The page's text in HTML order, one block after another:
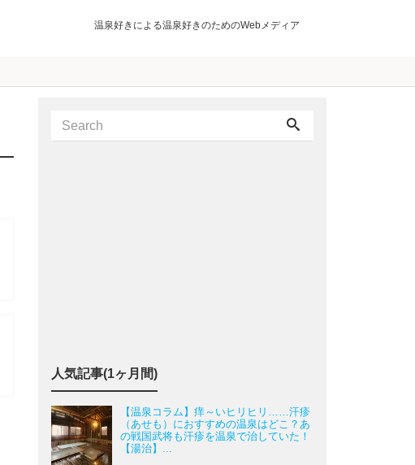
温泉好きによる温泉好きのためのWebメディア
人気記事(1ヶ月間)
【温泉コラム】痒～いヒリヒリ……汗疹
（あせも）におすすめの温泉はどこ？あ
の戦国武将も汗疹を温泉で治していた！
【湯治】...